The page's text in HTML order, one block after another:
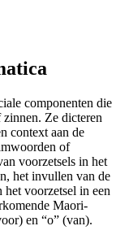
componenten die
Ze dicteren
context aan de
of
voorzetsels in het
het invullen van de
het voorzetsel in een
Maori-
en “o” (van).